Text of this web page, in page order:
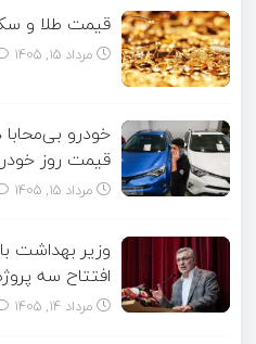
قیمت طلا و سکه
مرداد ۱۵, ۱۴۰۵
خودرو
قیمت روز
مرداد ۱۵, ۱۴۰۵
وزیر بهداشت
افتتاح سه
مرداد ۱۴, ۱۴۰۵